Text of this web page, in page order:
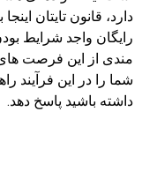
دارد، قانون تایتان
رایگان واجد شرایط
مندی از این فرصت های
شما را در این فرآیند
داشته باشید پاسخ دهد.